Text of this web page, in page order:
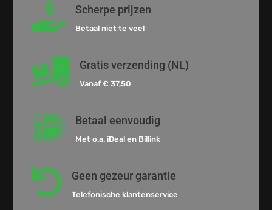
 Scherpe prijzen
Betaal niet te veel
 Gratis verzending (NL)
Vanaf € 37,50
 Betaal eenvoudig
Met o.a. iDeal en Billink
 Geen gezeur garantie
Telefonische klantenservice